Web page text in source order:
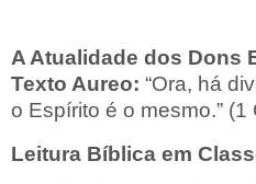
A Atualidade dos Dons
Texto Aureo: “Ora, há
o Espírito é o mesmo.” (1
Leitura Bíblica em